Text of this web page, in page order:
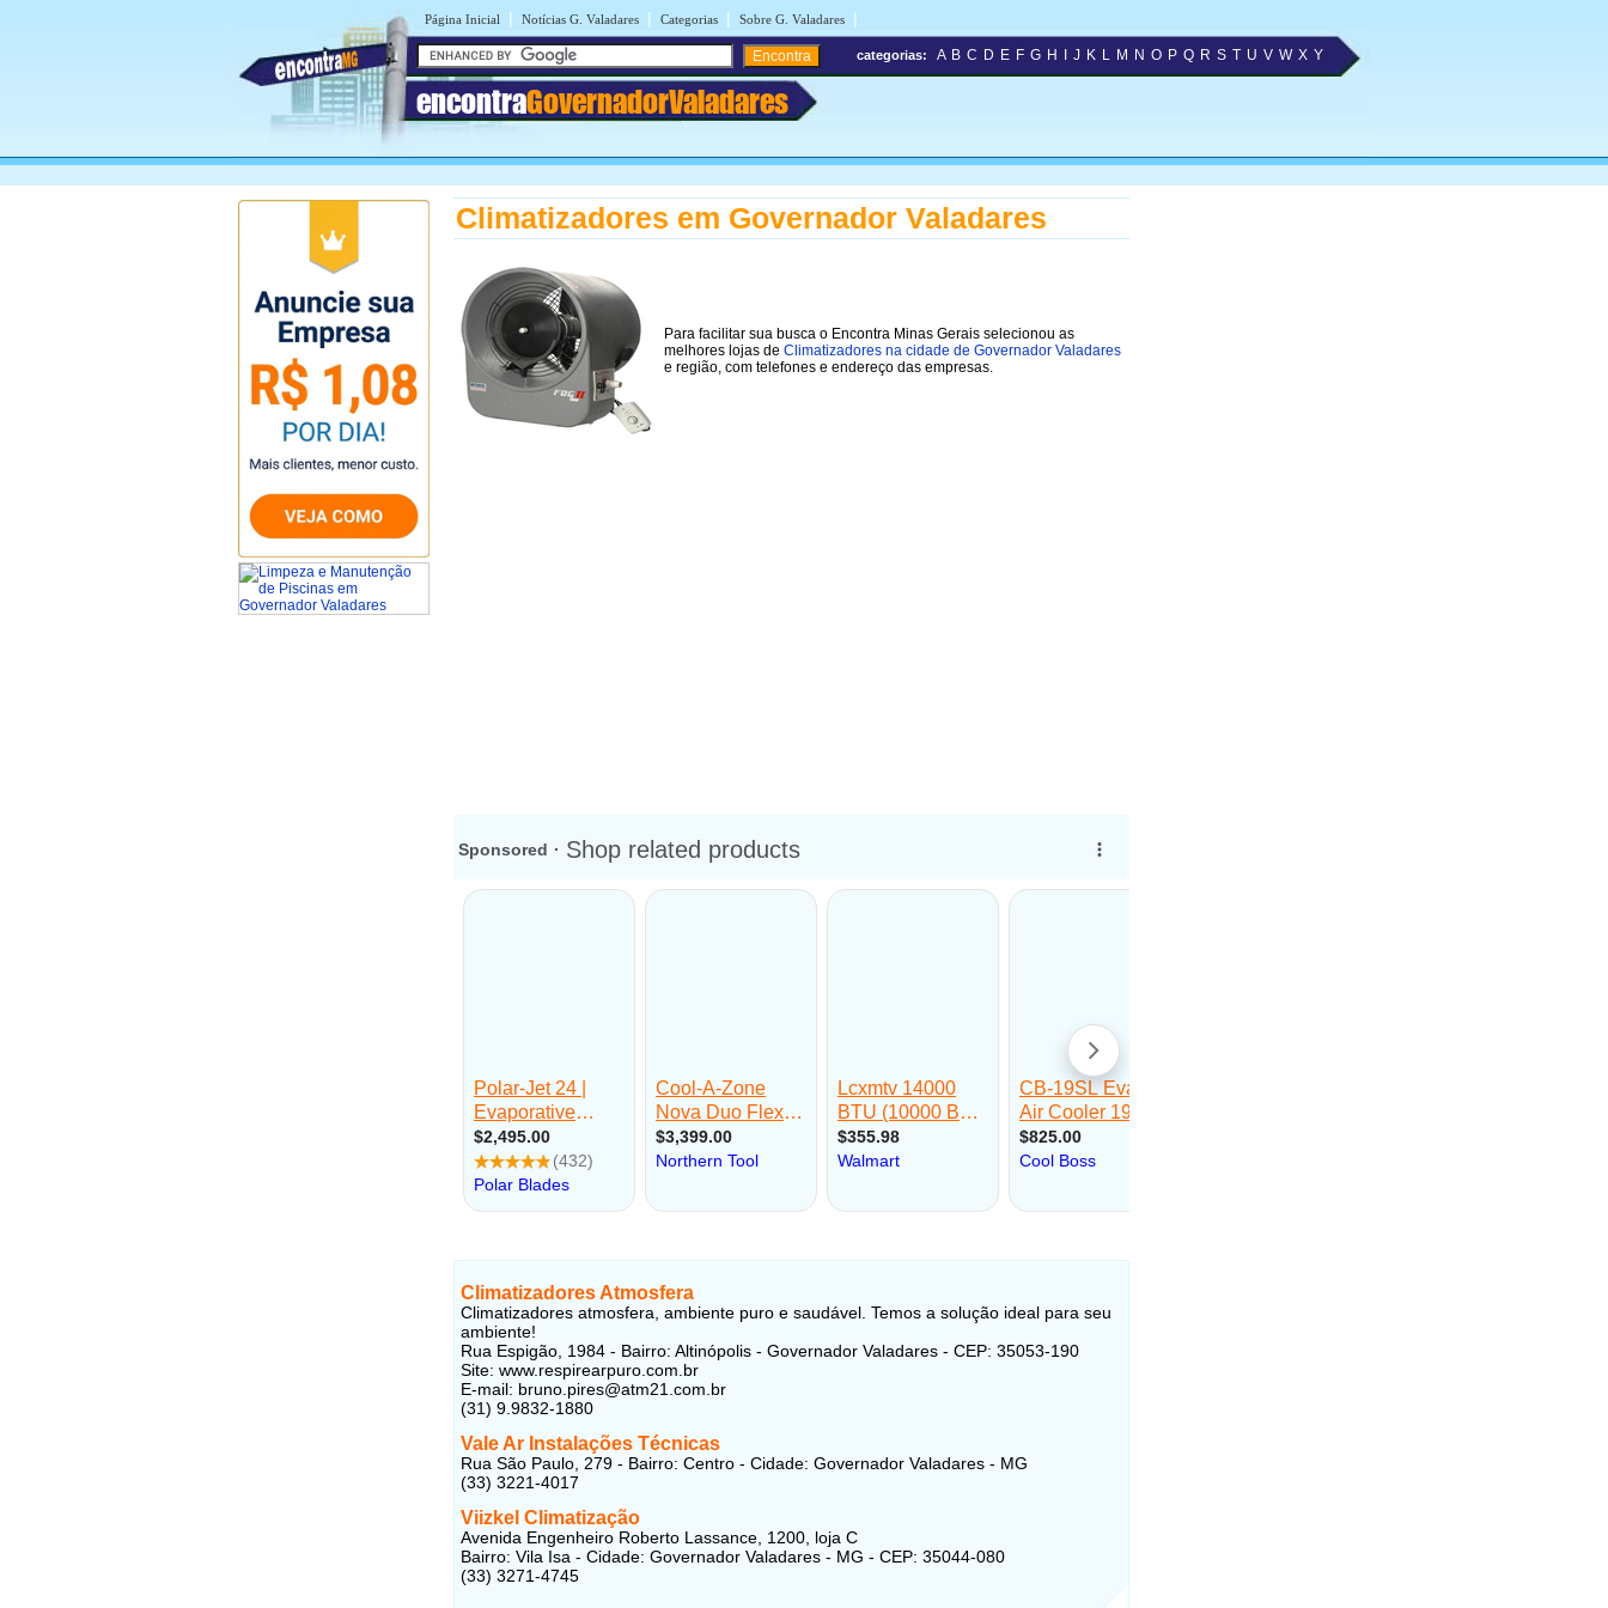
Página Inicial | Notícias G. Valadares | Categorias | Sobre G. Valadares |
encontraGovernadorValadares
categorias: A B C D E F G H J K L M N O P Q R S T U V W X Y
Climatizadores em Governador Valadares
Para facilitar sua busca o Encontra Minas Gerais selecionou as
melhores lojas de Climatizadores na cidade de Governador Valadares
e região, com telefones e endereço das empresas.
Climatizadores Atmosfera
Climatizadores atmosfera, ambiente puro e saudável. Temos a solução ideal para seu
ambiente!
Rua Espigão, 1984 - Bairro: Altinópolis - Governador Valadares - CEP: 35053-190
Site: www.respirearpuro.com.br
E-mail: bruno.pires@atm21.com.br
(31) 9.9832-1880
Vale Ar Instalações Técnicas
Rua São Paulo, 279 - Bairro: Centro - Cidade: Governador Valadares - MG
(33) 3221-4017
Viizkel Climatização
Avenida Engenheiro Roberto Lassance, 1200, loja C
Bairro: Vila Isa - Cidade: Governador Valadares - MG - CEP: 35044-080
(33) 3271-4745